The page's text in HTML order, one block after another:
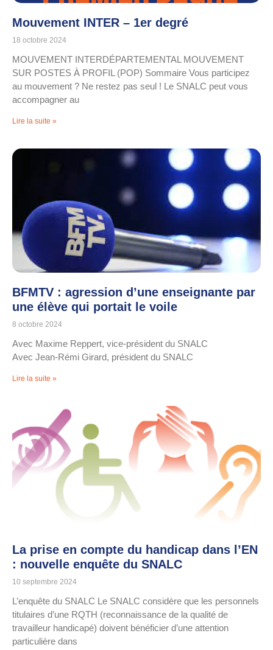
Mouvement INTER – 1er degré
18 octobre 2024
MOUVEMENT INTERDÉPARTEMENTAL MOUVEMENT
SUR POSTES À PROFIL (POP) Sommaire Vous participez
au mouvement ? Ne restez pas seul ! Le SNALC peut vous
accompagner au
Lire la suite »
BFMTV : agression d’une enseignante par
une élève qui portait le voile
8 octobre 2024
Avec Maxime Reppert, vice-président du SNALC
Avec Jean-Rémi Girard, président du SNALC
Lire la suite »
La prise en compte du handicap dans l’EN
: nouvelle enquête du SNALC
10 septembre 2024
L’enquête du SNALC Le SNALC considère que les personnels
titulaires d’une RQTH (reconnaissance de la qualité de
travailleur handicapé) doivent bénéficier d’une attention
particulière dans